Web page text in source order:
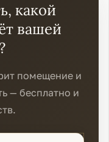
какой
вашей
помещение и
— бесплатно и